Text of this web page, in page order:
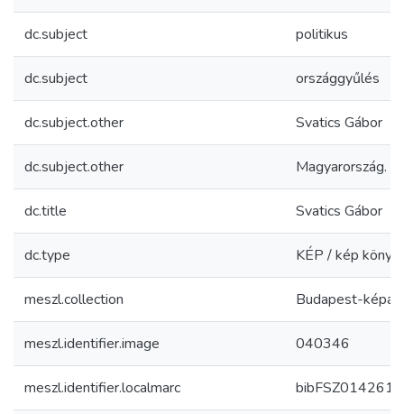
dc.subject politikus
dc.subject országgyűlés
dc.subject.other Svatics Gábor
dc.subject.other Magyarország.
dc.title Svatics Gábor
dc.type KÉP / kép
meszl.collection Budapest-
meszl.identifier.image 040346
meszl.identifier.localmarc